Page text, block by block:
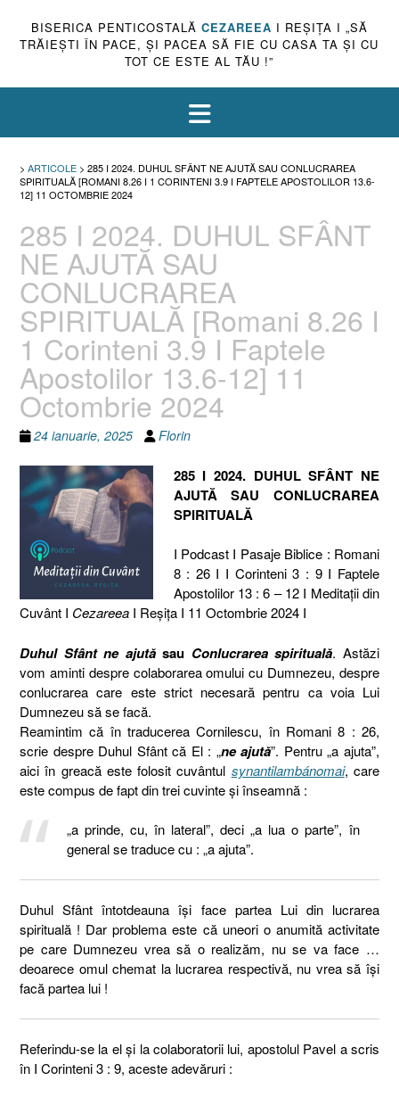
BISERICA PENTICOSTALĂ CEZAREEA I REŞIŢA I „SĂ
TRĂIEŞTI ÎN PACE, ŞI PACEA SĂ FIE CU CASA TA ŞI CU
TOT CE ESTE AL TĂU !”
> ARTICOLE > 285 I 2024. DUHUL SFÂNT NE AJUTĂ SAU CONLUCRAREA
SPIRITUALĂ [ROMANI 8.26 I 1 CORINTENI 3.9 I FAPTELE APOSTOLILOR 13.6-
12] 11 OCTOMBRIE 2024
285 I 2024. DUHUL SFÂNT
NE AJUTĂ SAU
CONLUCRAREA
SPIRITUALĂ [Romani 8.26 I
1 Corinteni 3.9 I Faptele
Apostolilor 13.6-12] 11
Octombrie 2024
24 ianuarie, 2025 Florin
285 I 2024. DUHUL SFÂNT NE
AJUTĂ SAU CONLUCRAREA
SPIRITUALĂ
I Podcast I Pasaje Biblice : Romani
8 : 26 I I Corinteni 3 : 9 I Faptele
Apostolilor 13 : 6 – 12 I Meditaţii din
Cuvânt I Cezareea I Reşiţa I 11 Octombrie 2024 I
Duhul Sfânt ne ajutăsau Conlucrarea spirituală. Astăzi
vom aminti despre colaborarea omului cu Dumnezeu, despre
conlucrarea care este strict necesară pentru ca voia Lui
Dumnezeu să se facă.
Reamintim că în traducerea Cornilescu, în Romani 8 : 26,
scrie despre Duhul Sfânt că El : „ne ajută”. Pentru „a ajuta”,
aici în greacă este folosit cuvântul synantilambánomai, care
este compus de fapt din trei cuvinte și înseamnă :
„a prinde, cu, în lateral”, deci „a lua o parte”, în
general se traduce cu : „a ajuta”.
Duhul Sfânt întotdeauna își face partea Lui din lucrarea
spirituală ! Dar problema este că uneori o anumită activitate
pe care Dumnezeu vrea să o realizăm, nu se va face …
deoarece omul chemat la lucrarea respectivă, nu vrea să își
facă partea lui !
Referindu-se la el și la colaboratorii lui, apostolul Pavel a scris
în I Corinteni 3 : 9, aceste adevăruri :